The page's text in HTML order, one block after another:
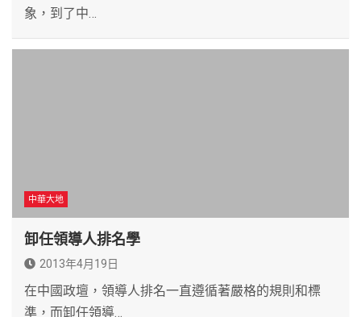
象，到了中…
中華大地
卸任領導人排名學
2013年4月19日
在中國政壇，領導人排名一直遵循著嚴格的規則和標
準，而卸任領導…